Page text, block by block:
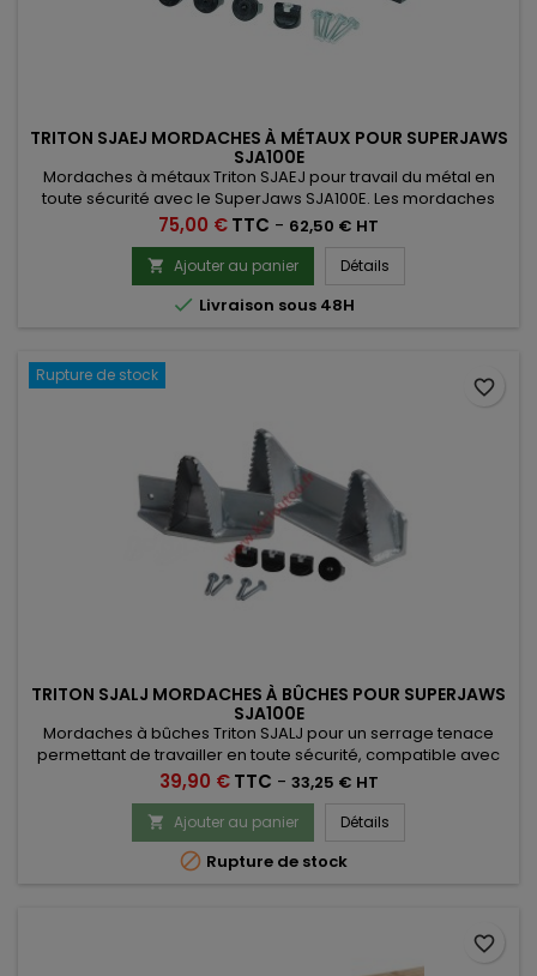
TRITON SJAEJ MORDACHES À MÉTAUX POUR SUPERJAWS
SJA100E
Mordaches à métaux Triton SJAEJ pour travail du métal en
toute sécurité avec le SuperJaws SJA100E. Les mordaches
SJAEJ augmente la prise sur tuyaux et barres métalliques
d'un diamètre de 50 mm
Prix
75,00 €TTC - 62,50 € HT
 Ajouter au panier Détails
 Livraison sous 48H
Rupture de stock
TRITON SJALJ MORDACHES À BÛCHES POUR SUPERJAWS
SJA100E
Mordaches à bûches Triton SJALJ pour un serrage tenace
permettant de travailler en toute sécurité, compatible avec
les SuperJaws modèles SJA100E.
Prix
39,90 € TTC - 33,25 € HT
 Ajouter au panier Détails
 Rupture de stock
favorite_border
favorite_border